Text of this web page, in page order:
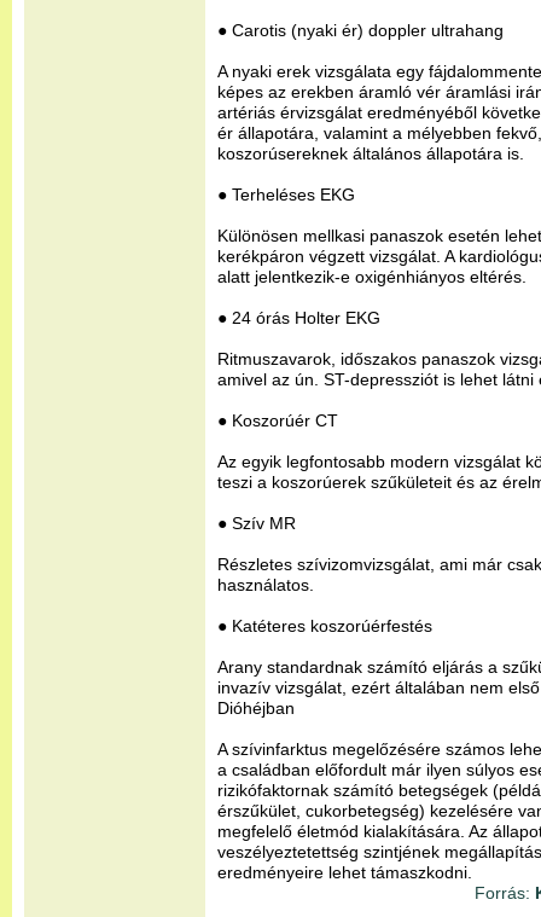
● Carotis (nyaki ér) doppler ultrahang
A nyaki erek vizsgálata egy
képes az erekben áramló vér áramlási
artériás érvizsgálat eredményéből
ér állapotára, valamint a mélyebben
koszorúsereknek általános állapotára is.
● Terheléses EKG
Különösen mellkasi panaszok esetén
kerékpáron végzett vizsgálat. A
alatt jelentkezik-e oxigénhiányos eltérés.
● 24 órás Holter EKG
Ritmuszavarok, időszakos panaszok
amivel az ún. ST-depressziót is lehet látni
● Koszorúér CT
Az egyik legfontosabb modern vizsgálat
teszi a koszorúerek szűkületeit és az
● Szív MR
Részletes szívizomvizsgálat, ami már
használatos.
● Katéteres koszorúérfestés
Arany standardnak számító eljárás a
invazív vizsgálat, ezért általában nem
Dióhéjban
A szívinfarktus megelőzésére számos
a családban előfordult már ilyen súlyos
rizikófaktornak számító betegségek
érszűkület, cukorbetegség) kezelésére
megfelelő életmód kialakítására. Az
veszélyeztetettség szintjének
eredményeire lehet támaszkodni.
Forrás: